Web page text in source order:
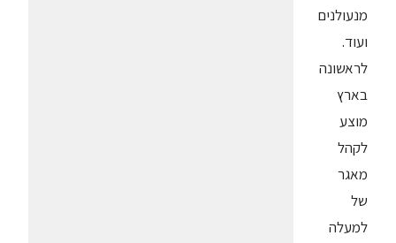
מנעולנים
ועוד.
לראשונה
בארץ
מוצע
לקהל
מאגר
של
למעלה